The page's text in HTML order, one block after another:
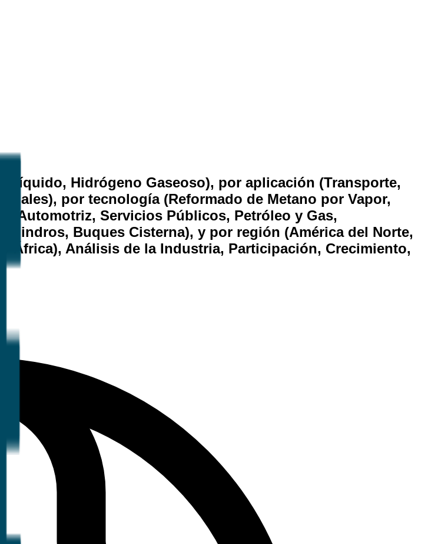
Hidrógeno Gaseoso), por aplicación (Transporte,
por tecnología (Reformado de Metano por Vapor,
Servicios Públicos, Petróleo y Gas,
Buques Cisterna), y por región (América del Norte,
África), Análisis de la Industria, Participación, Crecimiento,